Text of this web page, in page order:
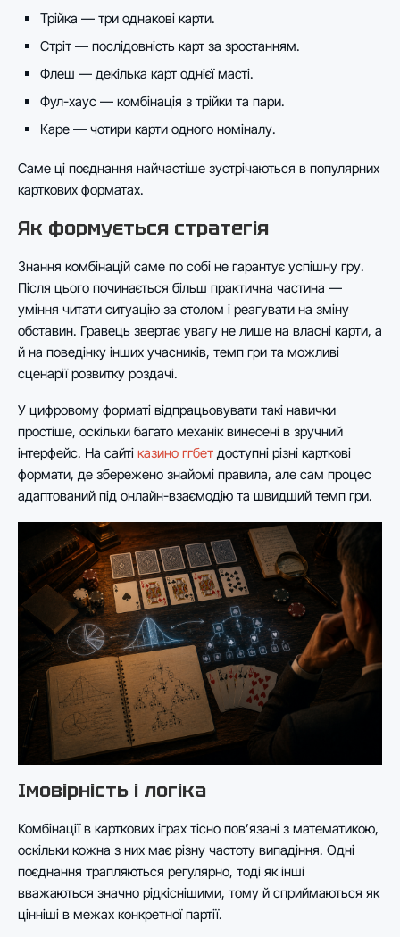
Трійка — три однакові карти.
Стріт — послідовність карт за зростанням.
Флеш — декілька карт однієї масті.
Фул-хаус — комбінація з трійки та пари.
Каре — чотири карти одного номіналу.
Саме ці поєднання найчастіше зустрічаються в популярних
карткових форматах.
Як формується стратегія
Знання комбінацій саме по собі не гарантує успішну гру.
Після цього починається більш практична частина —
уміння читати ситуацію за столом і реагувати на зміну
обставин. Гравець звертає увагу не лише на власні карти, а
й на поведінку інших учасників, темп гри та можливі
сценарії розвитку роздачі.
У цифровому форматі відпрацьовувати такі навички
простіше, оскільки багато механік винесені в зручний
інтерфейс. На сайті казино ггбет доступні різні карткові
формати, де збережено знайомі правила, але сам процес
адаптований під онлайн-взаємодію та швидший темп гри.
Імовірність і логіка
Комбінації в карткових іграх тісно пов’язані з математикою,
оскільки кожна з них має різну частоту випадіння. Одні
поєднання трапляються регулярно, тоді як інші
вважаються значно рідкіснішими, тому й сприймаються як
цінніші в межах конкретної партії.